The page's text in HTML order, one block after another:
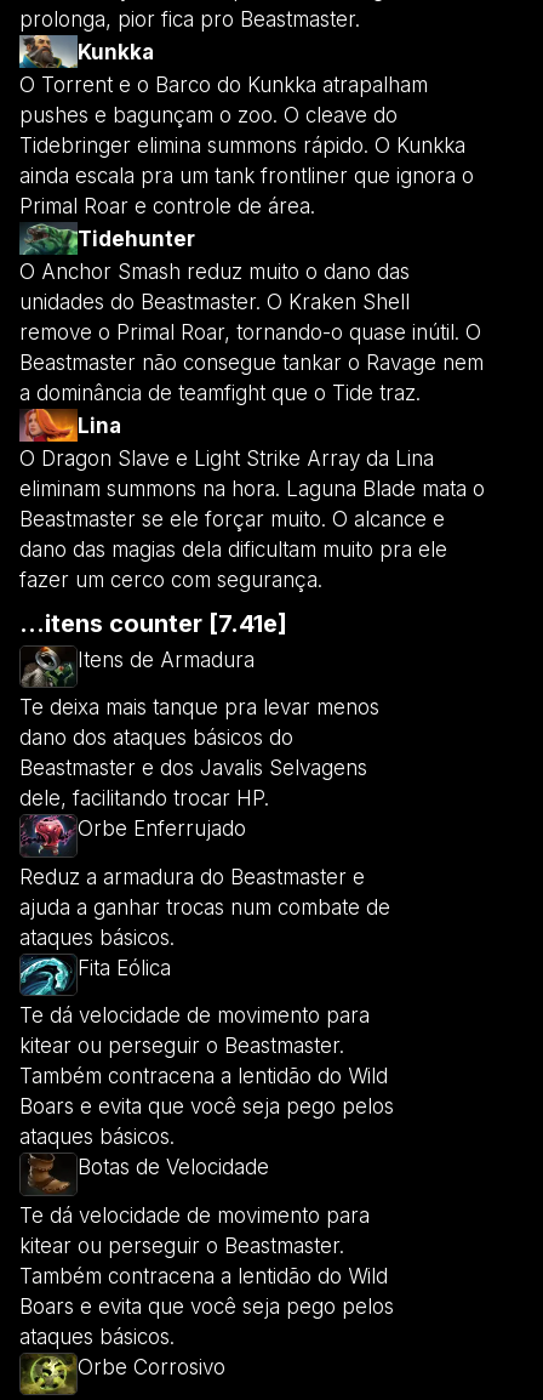
prolonga, pior fica pro Beastmaster.
Kunkka
O Torrent e o Barco do Kunkka atrapalham
pushes e bagunçam o zoo. O cleave do
Tidebringer elimina summons rápido. O Kunkka
ainda escala pra um tank frontliner que ignora o
Primal Roar e controle de área.
Tidehunter
O Anchor Smash reduz muito o dano das
unidades do Beastmaster. O Kraken Shell
remove o Primal Roar, tornando-o quase inútil. O
Beastmaster não consegue tankar o Ravage nem
a dominância de teamfight que o Tide traz.
Lina
O Dragon Slave e Light Strike Array da Lina
eliminam summons na hora. Laguna Blade mata o
Beastmaster se ele forçar muito. O alcance e
dano das magias dela dificultam muito pra ele
fazer um cerco com segurança.
...itens counter [7.41e]
Itens de Armadura
Te deixa mais tanque pra levar menos
dano dos ataques básicos do
Beastmaster e dos Javalis Selvagens
dele, facilitando trocar HP.
Orbe Enferrujado
Reduz a armadura do Beastmaster e
ajuda a ganhar trocas num combate de
ataques básicos.
Fita Eólica
Te dá velocidade de movimento para
kitear ou perseguir o Beastmaster.
Também contracena a lentidão do Wild
Boars e evita que você seja pego pelos
ataques básicos.
Botas de Velocidade
Te dá velocidade de movimento para
kitear ou perseguir o Beastmaster.
Também contracena a lentidão do Wild
Boars e evita que você seja pego pelos
ataques básicos.
Orbe Corrosivo